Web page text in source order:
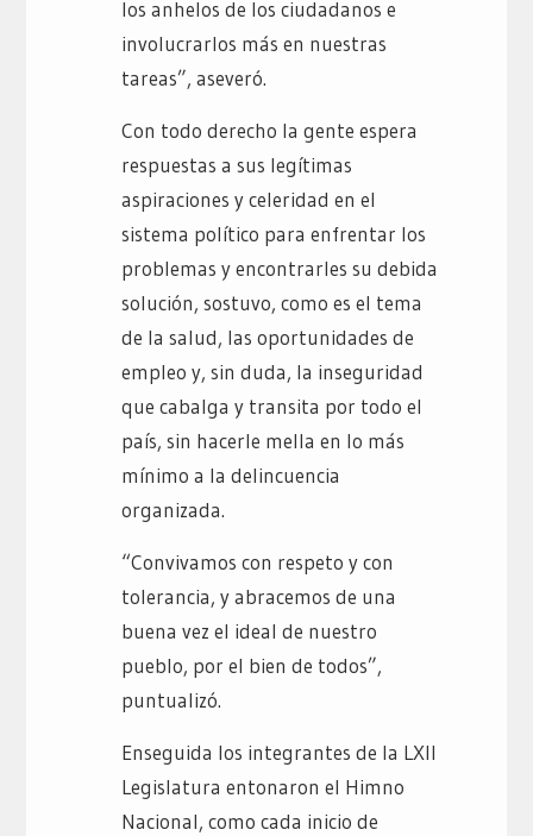
los anhelos de los ciudadanos e
involucrarlos más en nuestras
tareas”, aseveró.
Con todo derecho la gente espera
respuestas a sus legítimas
aspiraciones y celeridad en el
sistema político para enfrentar los
problemas y encontrarles su debida
solución, sostuvo, como es el tema
de la salud, las oportunidades de
empleo y, sin duda, la inseguridad
que cabalga y transita por todo el
país, sin hacerle mella en lo más
mínimo a la delincuencia
organizada.
“Convivamos con respeto y con
tolerancia, y abracemos de una
buena vez el ideal de nuestro
pueblo, por el bien de todos”,
puntualizó.
Enseguida los integrantes de la LXII
Legislatura entonaron el Himno
Nacional, como cada inicio de